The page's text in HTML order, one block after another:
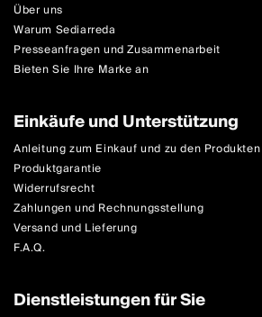
Über uns
Warum Sediarreda
Presseanfragen und Zusammenarbeit
Bieten Sie Ihre Marke an
Einkäufe und Unterstützung
Anleitung zum Einkauf und zu den Produkten
Produktgarantie
Widerrufsrecht
Zahlungen und Rechnungsstellung
Versand und Lieferung
F.A.Q.
Dienstleistungen für Sie